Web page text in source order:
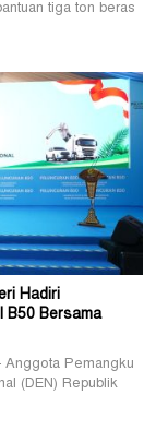
tiga ton beras
Hadiri
B50 Bersama
Anggota Pemangku
(DEN) Republik